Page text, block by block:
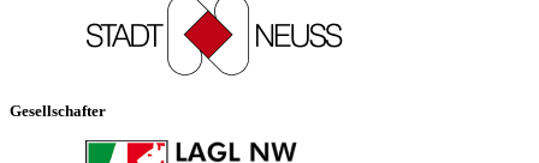
Gesellschafter